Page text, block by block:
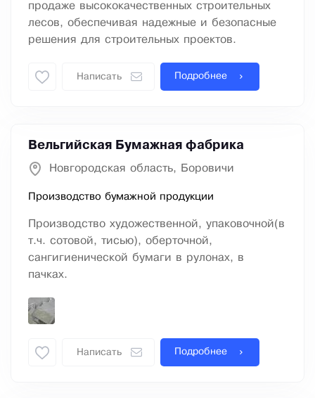
продаже высококачественных строительных
лесов, обеспечивая надежные и безопасные
решения для строительных проектов.
Написать Подробнее
Вельгийская Бумажная фабрика
Новгородская область, Боровичи
Производство бумажной продукции
Производство художественной, упаковочной(в
т.ч. сотовой, тисью), оберточной,
сангигиенической бумаги в рулонах, в
пачках.
Написать Подробнее